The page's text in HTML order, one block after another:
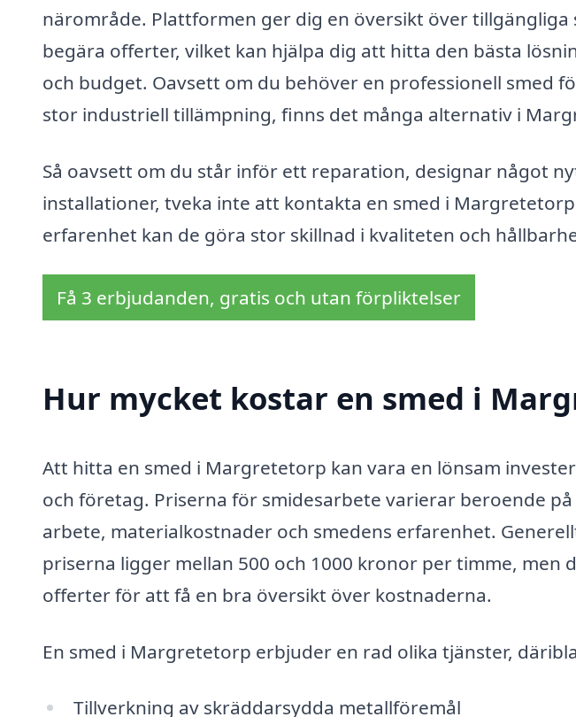
närområde. Plattformen ger dig en översikt över
begära offerter, vilket kan hjälpa dig att hitta den bästa
och budget. Oavsett om du behöver en professionell smed
stor industriell tillämpning, finns det många alternativ i
Så oavsett om du står inför ett reparation, designar något
installationer, tveka inte att kontakta en smed i
erfarenhet kan de göra stor skillnad i kvaliteten och
Få 3 erbjudanden, gratis och utan förpliktelser
Hur mycket kostar en smed i
Att hitta en smed i Margretetorp kan vara en lönsam
och företag. Priserna för smidesarbete varierar beroende
arbete, materialkostnader och smedens erfarenhet.
priserna ligger mellan 500 och 1000 kronor per timme, men
offerter för att få en bra översikt över kostnaderna.
En smed i Margretetorp erbjuder en rad olika tjänster,
Tillverkning av skräddarsydda metallföremål